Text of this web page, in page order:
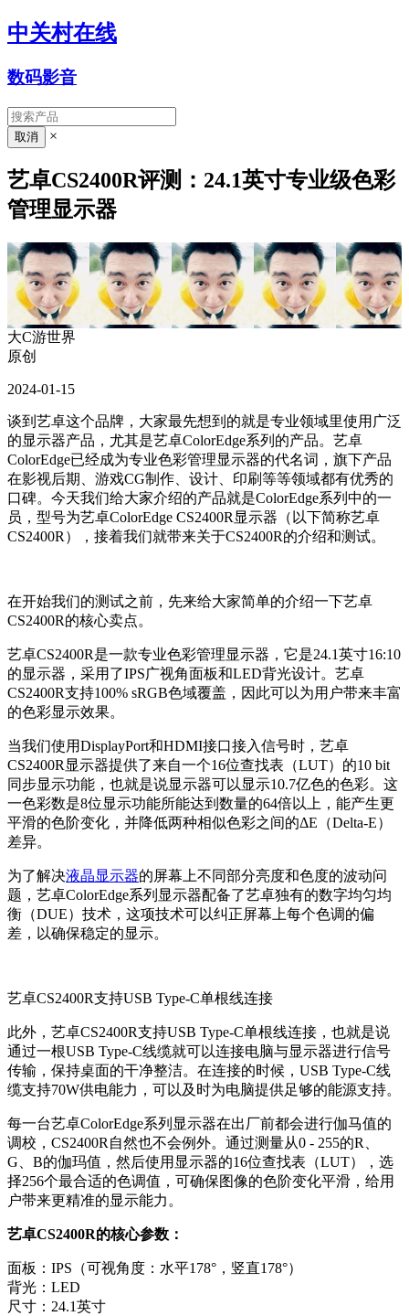
中关村在线
数码影音
×
艺卓CS2400R评测：24.1英寸专业级色彩
管理显示器
大C游世界
原创
2024-01-15
谈到艺卓这个品牌，大家最先想到的就是专业领域里使用广泛
的显示器产品，尤其是艺卓ColorEdge系列的产品。艺卓
ColorEdge已经成为专业色彩管理显示器的代名词，旗下产品
在影视后期、游戏CG制作、设计、印刷等等领域都有优秀的
口碑。今天我们给大家介绍的产品就是ColorEdge系列中的一
员，型号为艺卓ColorEdge CS2400R显示器（以下简称艺卓
CS2400R），接着我们就带来关于CS2400R的介绍和测试。
在开始我们的测试之前，先来给大家简单的介绍一下艺卓
CS2400R的核心卖点。
艺卓CS2400R是一款专业色彩管理显示器，它是24.1英寸16:10
的显示器，采用了IPS广视角面板和LED背光设计。艺卓
CS2400R支持100% sRGB色域覆盖，因此可以为用户带来丰富
的色彩显示效果。
当我们使用DisplayPort和HDMI接口接入信号时，艺卓
CS2400R显示器提供了来自一个16位查找表（LUT）的10 bit
同步显示功能，也就是说显示器可以显示10.7亿色的色彩。这
一色彩数是8位显示功能所能达到数量的64倍以上，能产生更
平滑的色阶变化，并降低两种相似色彩之间的ΔE（Delta-E）
差异。
为了解决液晶显示器的屏幕上不同部分亮度和色度的波动问
题，艺卓ColorEdge系列显示器配备了艺卓独有的数字均匀均
衡（DUE）技术，这项技术可以纠正屏幕上每个色调的偏
差，以确保稳定的显示。
艺卓CS2400R支持USB Type-C单根线连接
此外，艺卓CS2400R支持USB Type-C单根线连接，也就是说
通过一根USB Type-C线缆就可以连接电脑与显示器进行信号
传输，保持桌面的干净整洁。在连接的时候，USB Type-C线
缆支持70W供电能力，可以及时为电脑提供足够的能源支持。
每一台艺卓ColorEdge系列显示器在出厂前都会进行伽马值的
调校，CS2400R自然也不会例外。通过测量从0 - 255的R、
G、B的伽玛值，然后使用显示器的16位查找表（LUT），选
择256个最合适的色调值，可确保图像的色阶变化平滑，给用
户带来更精准的显示能力。
艺卓CS2400R的核心参数：
面板：IPS（可视角度：水平178°，竖直178°）
背光：LED
尺寸：24.1英寸